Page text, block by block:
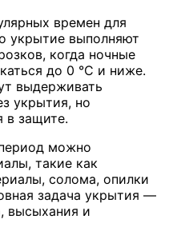
времен для
укрытие выполняют
когда ночные
до 0 °C и ниже.
выдерживать
укрытия, но
в защите.
можно
такие как
солома, опилки
задача укрытия —
высыхания и